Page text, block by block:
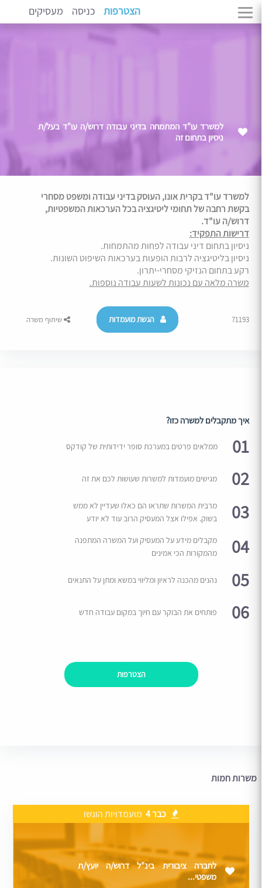
הצטרפות כניסה מעסיקים
למשרד עו"ד המתמחה בדיני עבודה דרוש/ה עו"ד בעל/ת
ניסיון בתחום זה
למשרד עו"ד בקרית אונו, העוסק בדיני עבודה ומשפט מסחרי
בקשת רחבה של תחומי ליטיגציה בכל הערכאות המשפטיות,
דרוש/ה עו"ד.
דרישות התפקיד:
ניסיון בתחום דיני עבודה לפחות מהתמחות.
ניסיון בליטיגציה לרבות הופעות בערכאות השיפוט השונות.
רקע בתחום הנזיקי מסחרי-יתרון.
משרה מלאה עם נכונות לשעות עבודה נוספות.
71193 הגשת מועמדות שיתוף משרה
איך מתקבלים למשרה כזו?
01 ממלאים פרטים במערכת סופר ידידותית של קודקס
02 מגישים מועמדות למשרות שעושות לכם את זה
03
מרבית המשרות שתראו הם כאלו שעדיין לא ממש
בשוק. אפילו אצל המעסיק הרוב עוד לא יודע
04
מקבלים מידע על המעסיק ועל המשרה המתפנה
מהמקורות הכי אמינים
05 נהנים מהכנה לראיון ומליווי במשא ומתן על התנאים
06 פותחים את הבוקר עם חיוך במקום עבודה חדש
הצטרפות
משרות חמות
כבר 4 מועמדויות הוגשו
לחברה ציבורית בינ"ל דרוש/ה יועץ/ת
משפטי...